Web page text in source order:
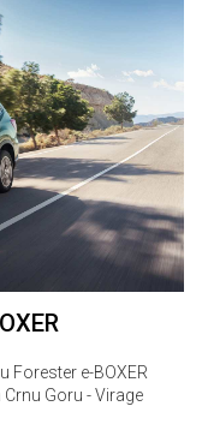
Forester e-BOXER
Goru - Virage